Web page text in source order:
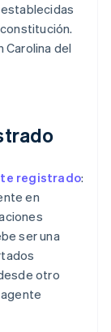
Carolina del
registrado:
en
ser una
otro